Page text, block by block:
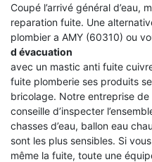
Coupé l’arrivé général d’eau,
reparation fuite. Une
plombier a AMY (60310) ou
d évacuation
avec un mastic anti fuite
fuite plomberie ses produits
bricolage. Notre entreprise
conseille d’inspecter
chasses d’eau, ballon eau
sont les plus sensibles. Si
même la fuite, toute une